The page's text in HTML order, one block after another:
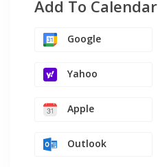
Add To Calendar
Google
Yahoo
Apple
Outlook